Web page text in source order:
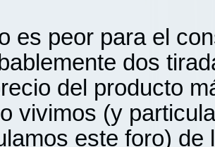
es peor para el
dos
del producto
vivimos (y
este foro) de